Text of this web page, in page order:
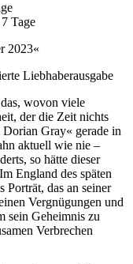
Tage
2023«
Liebhaberausgabe
wovon viele
der die Zeit nichts
Gray« gerade in
aktuell wie nie –
so hätte dieser
England des späten
Porträt, das an seiner
Vergnügungen und
sein Geheimnis zu
Verbrechen